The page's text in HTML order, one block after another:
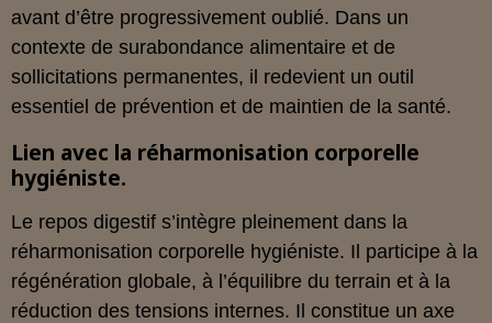
avant d’être progressivement oublié. Dans un
contexte de surabondance alimentaire et de
sollicitations permanentes, il redevient un outil
essentiel de prévention et de maintien de la santé.
Lien avec la réharmonisation corporelle
hygiéniste.
Le repos digestif s’intègre pleinement dans la
réharmonisation corporelle hygiéniste. Il participe à la
régénération globale, à l’équilibre du terrain et à la
réduction des tensions internes. Il constitue un axe